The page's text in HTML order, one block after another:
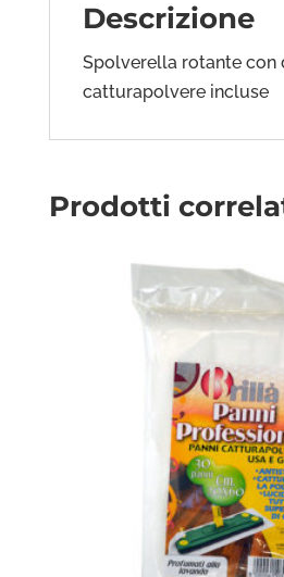
Descrizione
Spolverella rotante con
catturapolvere incluse
Prodotti